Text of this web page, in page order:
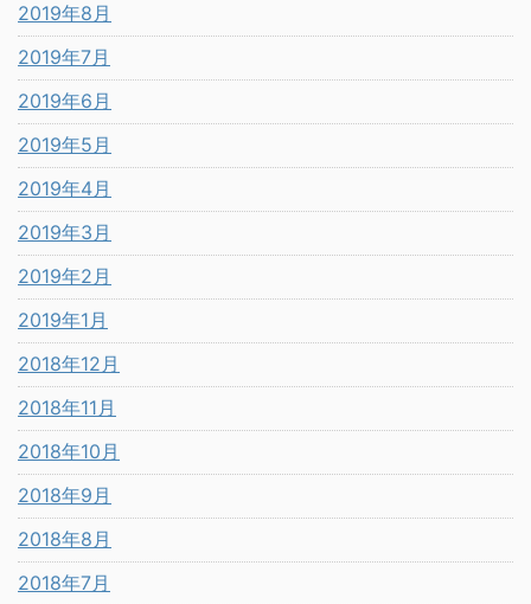
2019年8月
2019年7月
2019年6月
2019年5月
2019年4月
2019年3月
2019年2月
2019年1月
2018年12月
2018年11月
2018年10月
2018年9月
2018年8月
2018年7月